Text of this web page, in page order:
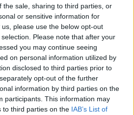
the sale, sharing to third parties, or
or sensitive information for
please use the below opt-out
Please note that after your
you may continue seeing
on personal information utilized by
disclosed to third parties prior to
opt-out of the further
information by third parties on the
participants. This information may
to third parties on the IAB’s List of